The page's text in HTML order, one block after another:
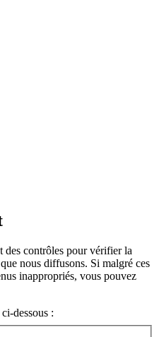
des contrôles pour vérifier la
nous diffusons. Si malgré ces
inappropriés, vous pouvez
dessous :